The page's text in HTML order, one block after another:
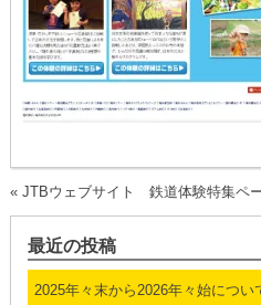
« JTBウェブサイト 鉄道体験特集ペ
最近の投稿
2025年々末から2026年々始につい